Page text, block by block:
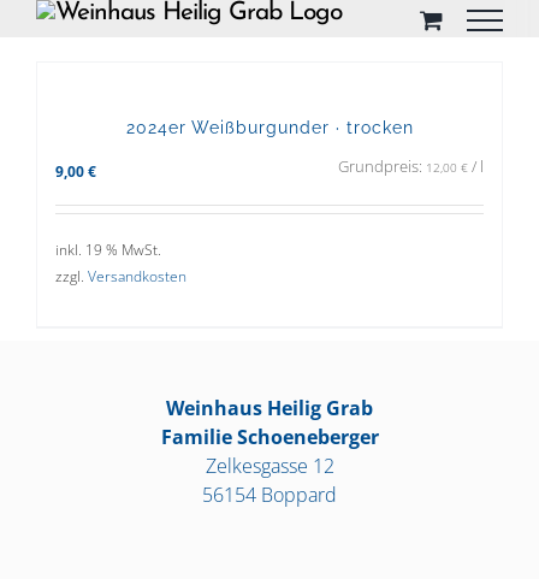
2024er Weißburgunder · trocken
9,00 € Grundpreis: 12,00 € / l
inkl. 19 % MwSt.
zzgl. Versandkosten
Weinhaus Heilig Grab
Familie Schoeneberger
Zelkesgasse 12
56154 Boppard